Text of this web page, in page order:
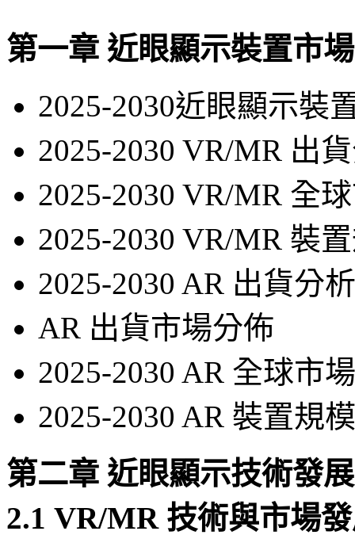
第一章 近眼顯示裝置市
2025-2030近眼顯示裝
2025-2030 VR/MR 出
2025-2030 VR/MR 全
2025-2030 VR/MR 裝
2025-2030 AR 出貨分析
AR 出貨市場分佈
2025-2030 AR 全球市
2025-2030 AR 裝置規
第二章 近眼顯示技術發
2.1 VR/MR 技術與市場